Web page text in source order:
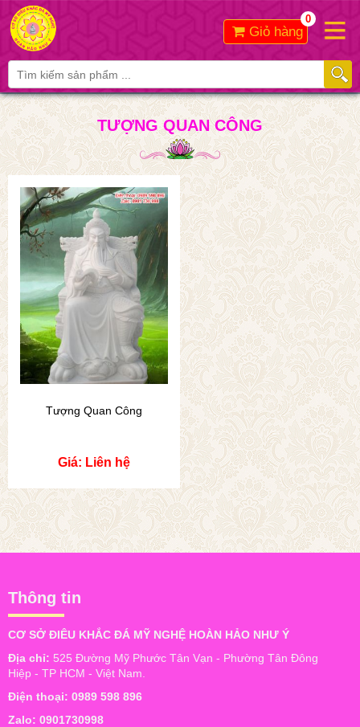
Giỏ hàng
0
TƯỢNG QUAN CÔNG
Tượng Quan Công
Giá: Liên hệ
Thông tin
CƠ SỞ ĐIÊU KHẮC ĐÁ MỸ NGHỆ HOÀN HẢO NHƯ Ý
Địa chỉ: 525 Đường Mỹ Phước Tân Vạn - Phường Tân Đông
Hiệp - TP HCM - Việt Nam.
Điện thoại: 0989 598 896
Zalo: 0901730998